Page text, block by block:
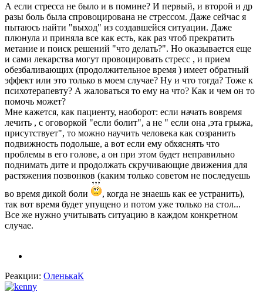
А если стресса не было и в помине? И первый, и второй и др
разы боль была спровоцирована не стрессом. Даже сейчас я
пытаюсь найти "выход" из создавшейся ситуации. Даже
плюнула и приняла все как есть, как раз чтоб прекратить
метание и поиск решений "что делать?". Но оказывается еще
и сами лекарства могут провоцировать стресс , и прием
обезбаливающих (продолжительное время ) имеет обратный
эффект или это только в моем случае? Ну и что тогда? Тоже к
психотерапевту? А жаловаться то ему на что? Как и чем он то
помочь может?
Мне кажется, как пациенту, наоборот: если начать вовремя
лечить , с оговоркой "если болит", а не " если она ,эта грыжа,
присутствует", то можно научить человека как созранить
подвижность подольше, а вот если ему обхяснять что
проблемы в его голове, а он при этом будет неправильно
поднимать дите и продолжать скручивающие движения для
растяжения позвонков (каким только советом не последуешь
во время дикой боли
, когда не знаешь как ее устранить),
так вот время будет упущено и потом уже только на стол...
Все же нужно учитывать ситуацию в каждом конкретном
случае.
Реакции: ОленькаК